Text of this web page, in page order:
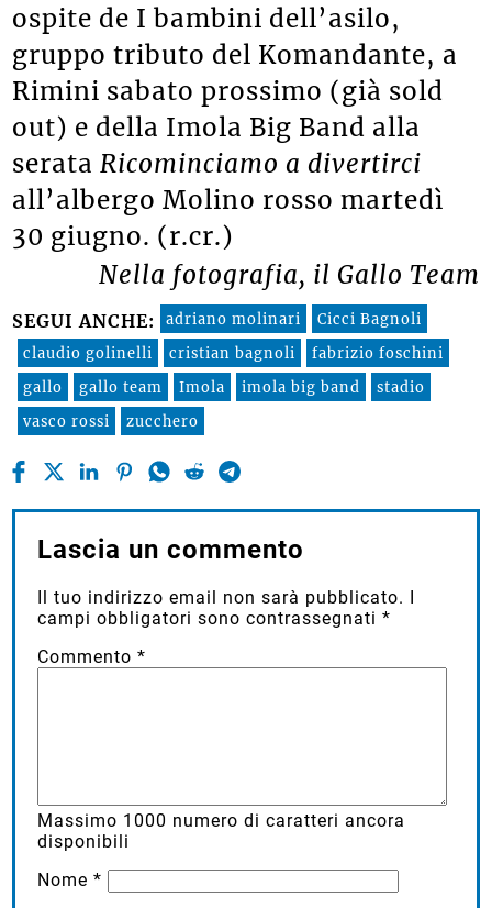
ospite de I bambini dell’asilo,
gruppo tributo del Komandante, a
Rimini sabato prossimo (già sold
out) e della Imola Big Band alla
serataRicominciamo a divertirci
all’albergo Molino rosso martedì
30 giugno. (r.cr.)
Nella fotografia, il Gallo Team
SEGUI ANCHE: adriano molinari
Cicci Bagnoli
claudio golinelli
cristian bagnoli
fabrizio foschini
gallo
gallo team Imola imola big band
stadio
vasco rossi
zucchero
Lascia un commento
Il tuo indirizzo email non sarà pubblicato. I
campi obbligatori sono contrassegnati*
Commento*
Massimo 1000 numero di caratteri ancora
disponibili
Nome*